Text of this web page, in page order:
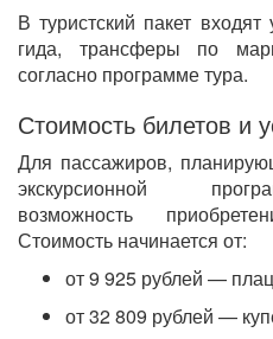
В туристский пакет
гида, трансферы по
согласно программе тура.
Стоимость билетов и
Для пассажиров,
экскурсионной
возможность
Стоимость начинается от:
от 9 925 рублей —
от 32 809 рублей —